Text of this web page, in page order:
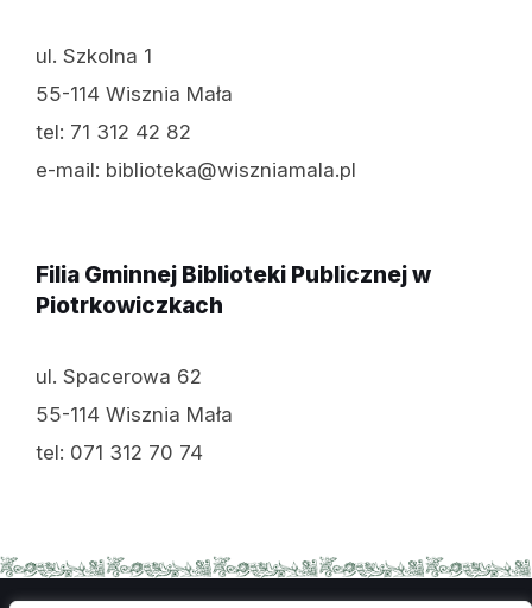
ul. Szkolna 1
55-114 Wisznia Mała
tel: 71 312 42 82
e-mail: biblioteka@wiszniamala.pl
Filia Gminnej Biblioteki Publicznej w
Piotrkowiczkach
ul. Spacerowa 62
55-114 Wisznia Mała
tel: 071 312 70 74